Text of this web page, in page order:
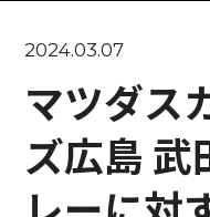
2024.03.07
マツダス
ズ広島 武